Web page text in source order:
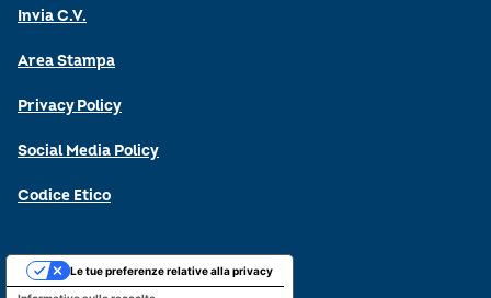
Invia C.V.
Area Stampa
Privacy Policy
Social Media Policy
Codice Etico
Le tue preferenze relative alla privacy